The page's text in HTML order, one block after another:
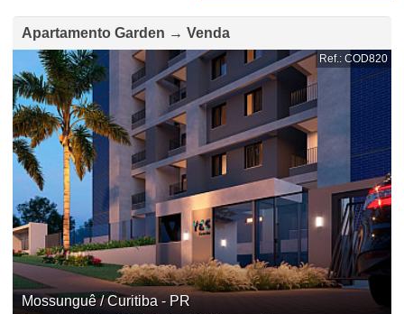
Apartamento Garden → Venda
Ref.: COD820
Mossunguê / Curitiba - PR